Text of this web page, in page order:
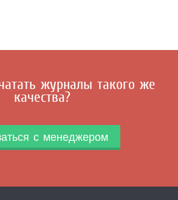
журналы такого же
качества?
с менеджером